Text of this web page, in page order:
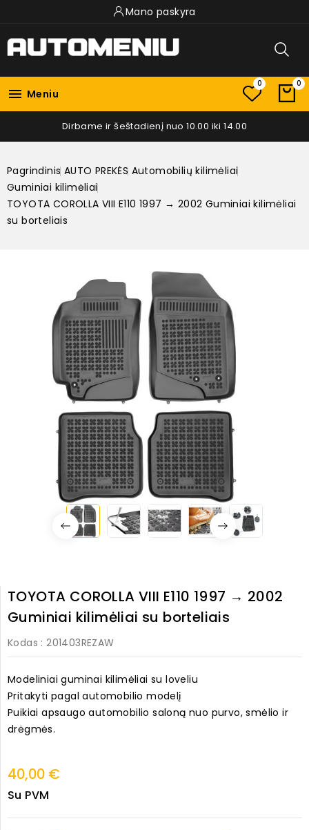
Mano paskyra
 Meniu
0 0
Dirbame ir šeštadienį nuo 10.00 iki 14.00
Pagrindinis AUTO PREKĖS Automobilių kilimėliai
Guminiai kilimėliai
TOYOTA COROLLA VIII E110 1997 → 2002 Guminiai kilimėliai
su borteliais
TOYOTA COROLLA VIII E110 1997 → 2002
Guminiai kilimėliai su borteliais
Kodas : 201403REZAW
Modeliniai guminai kilimėliai su loveliu
Pritakyti pagal automobilio modelį
Puikiai apsaugo automobilio saloną nuo purvo, smėlio ir
drėgmės.
40,00 €
Su PVM